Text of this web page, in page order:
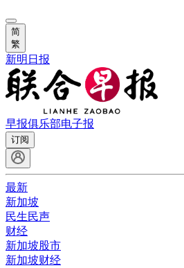
简
繁
新明日报
早报俱乐部电子报
订阅
最新
新加坡
民生民声
财经
新加坡股市
新加坡财经